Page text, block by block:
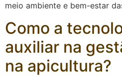
meio ambiente e bem-estar
Como a
auxiliar na
na apicultura?